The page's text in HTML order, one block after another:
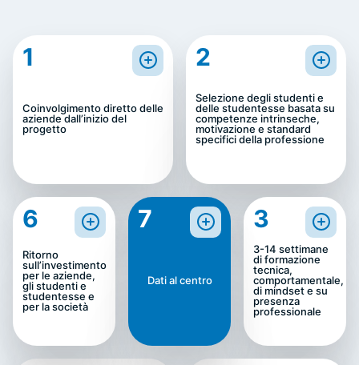
1
Coinvolgimento diretto delle
aziende dall’inizio del
progetto
2
Selezione degli studenti e
delle studentesse basata su
competenze intrinseche,
motivazione e standard
specifici della professione
3
3-14 settimane
di formazione
tecnica,
comportamentale,
di mindset e su
presenza
professionale
6
Ritorno
sull’investimento
per le aziende,
gli studenti e
studentesse e
per la società
7
Dati al centro